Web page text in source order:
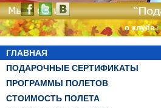
о клубе|
ГЛАВНАЯ
ПОДАРОЧНЫЕ СЕРТИФИКАТЫ
ПРОГРАММЫ ПОЛЕТОВ
СТОИМОСТЬ ПОЛЕТА